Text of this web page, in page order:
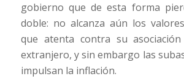
gobierno que de esta forma
doble: no alcanza aún los
que atenta contra su
extranjero, y sin embargo las
impulsan la inflación.